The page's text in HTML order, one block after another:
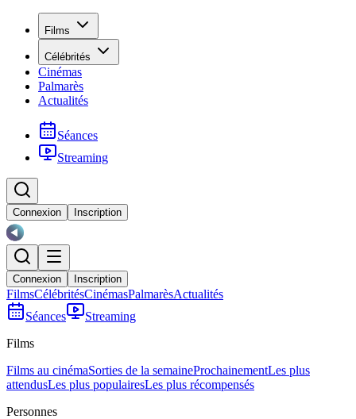
Films
Célébrités
Cinémas
Palmarès
Actualités
Séances
Streaming
Connexion Inscription
Connexion Inscription
FilmsCélébritésCinémasPalmarèsActualités
Séances
Streaming
Films
Films au cinémaSorties de la semaineProchainementLes plus
attendusLes plus populairesLes plus récompensés
Personnes